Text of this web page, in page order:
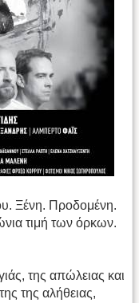
Ξένη. Προδομένη.
τιμή των όρκων.
της απώλειας και
της αλήθειας,